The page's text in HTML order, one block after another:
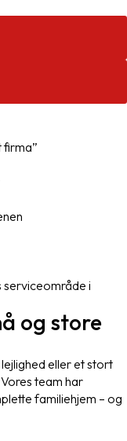
firma”
og store
eller et stort
team har
familiehjem – og